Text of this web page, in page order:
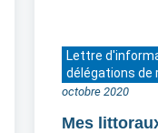
Lettre
délégations de
octobre 2020
Mes